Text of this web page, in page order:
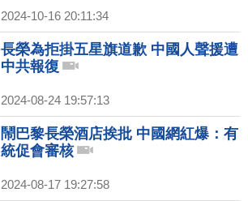
2024-10-16 20:11:34
長榮為拒掛五星旗道歉 中國人聲援遭
中共報復
2024-08-24 19:57:13
鬧巴黎長榮酒店挨批 中國網紅爆：有
統促會審核
2024-08-17 19:27:58